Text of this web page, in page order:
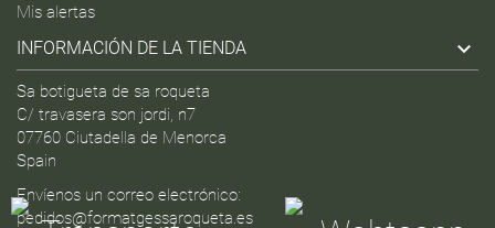
Mis alertas
INFORMACIÓN DE LA TIENDA 
Sa botigueta de sa roqueta
C/ travasera son jordi, n7
07760 Ciutadella de Menorca
Spain
Envíenos un correo electrónico:
pedidos@formatgessaroqueta.es